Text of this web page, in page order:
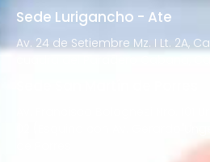
Sede Lurigancho - Ate
Av. 24 de Setiembre Mz. I Lt. 2A,
cuadra del Paradero Cabana,
Av. Francisco Bolognesi Nro. 101
02 (Esquina con Av. Gerardo